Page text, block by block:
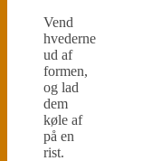
Vend
hvederne
ud af
formen,
og lad
dem
køle af
på en
rist.